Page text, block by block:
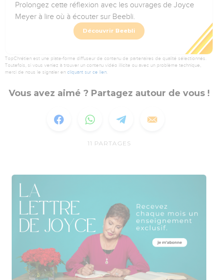
Prolongez cette réflexion avec les ouvrages de Joyce
Meyer à lire où à écouter sur Beebli.
Découvrir Beebli
TopChrétien est une plate-forme diffuseur de contenu de partenaires de qualité sélectionnés.
Toutefois, si vous veniez à trouver un contenu vidéo illicite ou avec un problème technique,
merci de nous le signaler en cliquant sur ce lien.
Vous avez aimé ? Partagez autour de vous !
11 PARTAGES